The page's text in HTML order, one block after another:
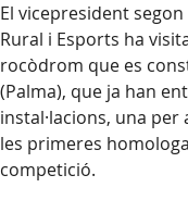
El vicepresident
Rural i Esports ha
rocòdrom que es
(Palma), que ja han
instal·lacions, una
les primeres
competició.